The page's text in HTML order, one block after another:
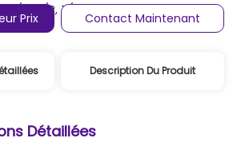
D/A, D/P, T/T, Western Union,
Prix Contact Maintenant
Description Du Produit
Détaillées